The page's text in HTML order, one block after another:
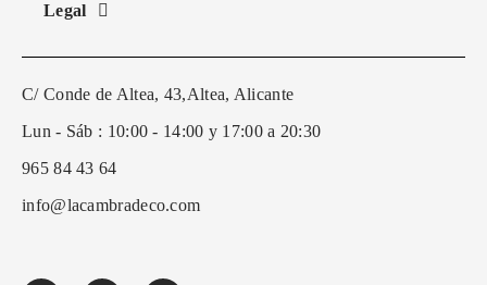
Legal
C/ Conde de Altea, 43,Altea, Alicante
Lun - Sáb : 10:00 - 14:00 y 17:00 a 20:30
965 84 43 64
info@lacambradeco.com